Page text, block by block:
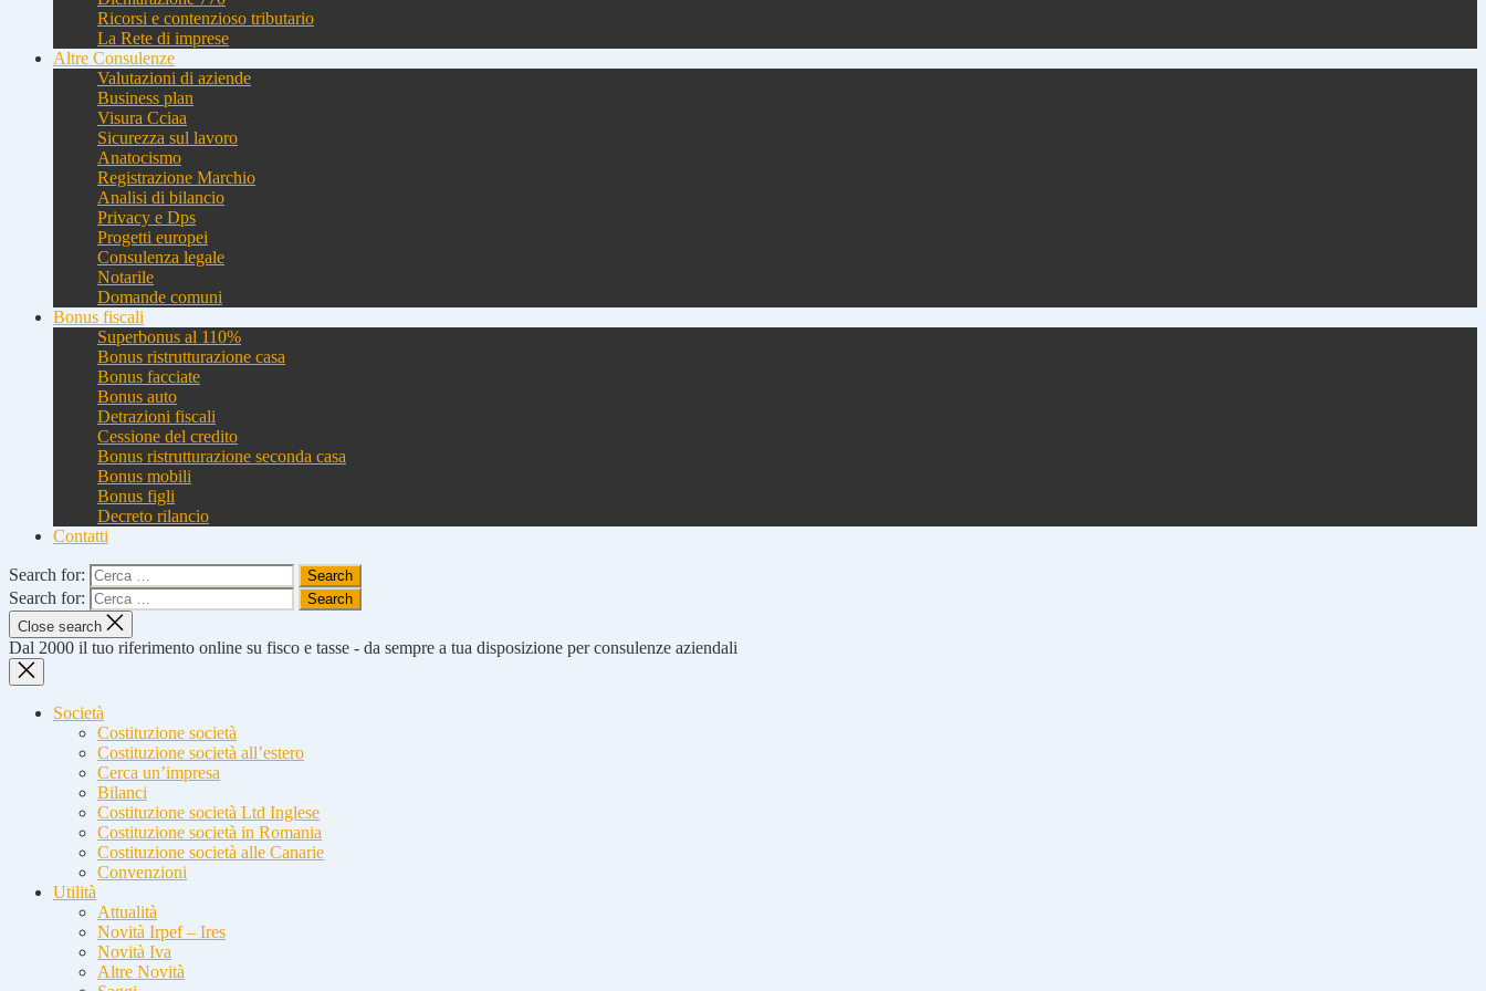
Ricorsi e contenzioso tributario
La Rete di imprese
Altre Consulenze
Valutazioni di aziende
Business plan
Visura Cciaa
Sicurezza sul lavoro
Anatocismo
Registrazione Marchio
Analisi di bilancio
Privacy e Dps
Progetti europei
Consulenza legale
Notarile
Domande comuni
Bonus fiscali
Superbonus al 110%
Bonus ristrutturazione casa
Bonus facciate
Bonus auto
Detrazioni fiscali
Cessione del credito
Bonus ristrutturazione seconda casa
Bonus mobili
Bonus figli
Decreto rilancio
Contatti
Search for:
Search for:
Close search
Dal 2000 il tuo riferimento online su fisco e tasse - da sempre a tua disposizione per consulenze aziendali
Società
Costituzione società
Costituzione società all’estero
Cerca un’impresa
Bilanci
Costituzione società Ltd Inglese
Costituzione società in Romania
Costituzione società alle Canarie
Convenzioni
Utilità
Attualità
Novità Irpef – Ires
Novità Iva
Altre Novità